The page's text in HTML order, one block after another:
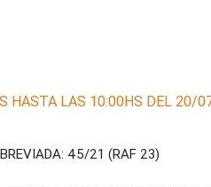
HASTA LAS 10:00HS DEL 20/
45/21 (RAF 23)